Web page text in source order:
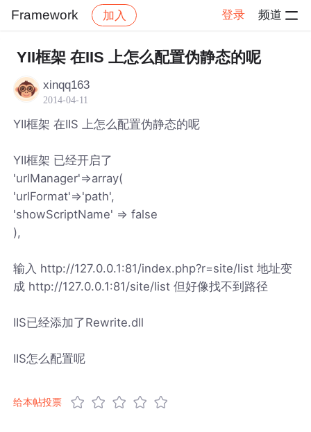
Framework 加入 登录 频道
社区 Framework 帖子详情
YII框架 在IIS 上怎么配置伪静态的呢
xinqq163
2014-04-11
YII框架 在IIS 上怎么配置伪静态的呢
YII框架 已经开启了
'urlManager'=>array(
'urlFormat'=>'path',
'showScriptName' => false
),
输入 http://127.0.0.1:81/index.php?r=site/list 地址变
成 http://127.0.0.1:81/site/list 但好像找不到路径
IIS已经添加了Rewrite.dll
IIS怎么配置呢
给本帖投票